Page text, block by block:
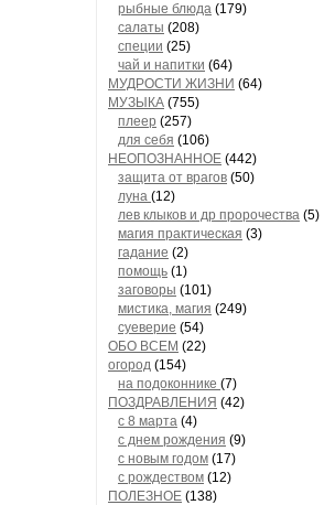
рыбные блюда (179)
салаты (208)
специи (25)
чай и напитки (64)
МУДРОСТИ ЖИЗНИ (64)
МУЗЫКА (755)
плеер (257)
для себя (106)
НЕОПОЗНАННОЕ (442)
защита от врагов (50)
луна (12)
лев клыков и др пророчества (5)
магия практическая (3)
гадание (2)
помощь (1)
заговоры (101)
мистика, магия (249)
суеверие (54)
ОБО ВСЕМ (22)
огород (154)
на подоконнике (7)
ПОЗДРАВЛЕНИЯ (42)
с 8 марта (4)
с днем рождения (9)
с новым годом (17)
с рождеством (12)
ПОЛЕЗНОЕ (138)